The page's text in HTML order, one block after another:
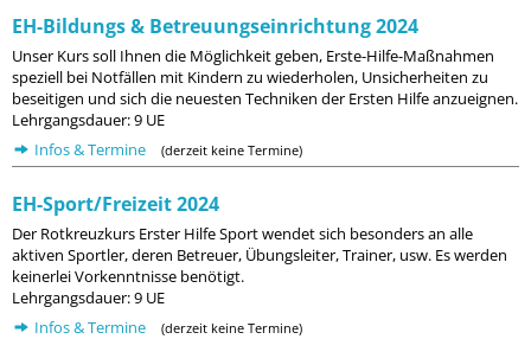
EH-Bildungs & Betreuungseinrichtung 2024
Unser Kurs soll Ihnen die Möglichkeit geben, Erste-Hilfe-Maßnahmen
speziell bei Notfällen mit Kindern zu wiederholen, Unsicherheiten zu
beseitigen und sich die neuesten Techniken der Ersten Hilfe anzueignen.
Lehrgangsdauer: 9 UE
Infos & Termine
(derzeit keine Termine)
EH-Sport/Freizeit 2024
Der Rotkreuzkurs Erster Hilfe Sport wendet sich besonders an alle
aktiven Sportler, deren Betreuer, Übungsleiter, Trainer, usw. Es werden
keinerlei Vorkenntnisse benötigt.
Lehrgangsdauer: 9 UE
Infos & Termine
(derzeit keine Termine)